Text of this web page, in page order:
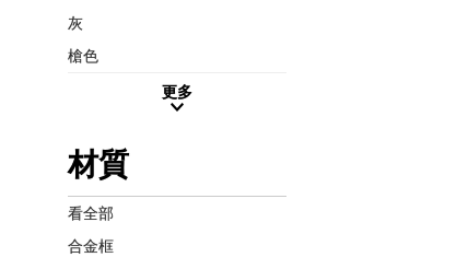
灰
槍色
更多
材質
看全部
合金框